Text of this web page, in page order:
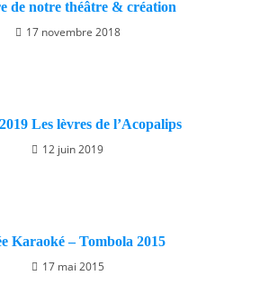
de notre théâtre & création
17 novembre 2018
Les lèvres de l’Acopalips
12 juin 2019
Karaoké – Tombola 2015
17 mai 2015